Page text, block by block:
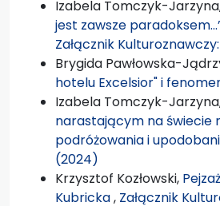
Izabela Tomczyk-
jest zawsze
Załącznik
Brygida Pawłowska-
hotelu Excelsior" i
Izabela Tomczyk-
narastającym na świecie
podróżowania i
(2024)
Krzysztof Kozłowski,
Kubricka, Załącznik